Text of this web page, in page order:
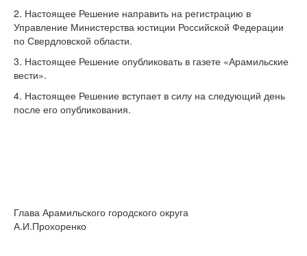
2. Настоящее Решение направить на регистрацию в
Управление Министерства юстиции Российской Федерации
по Свердловской области.
3. Настоящее Решение опубликовать в газете «Арамильские
вести».
4. Настоящее Решение вступает в силу на следующий день
после его опубликования.
Глава Арамильского городского округа
А.И.Прохоренко